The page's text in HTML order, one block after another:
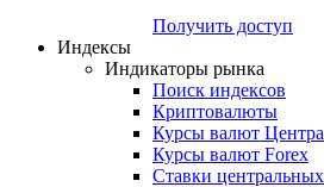
Получить доступ
Индексы
Индикаторы рынка
Поиск индексов
Криптовалюты
Курсы валют
Курсы валют Forex
Ставки